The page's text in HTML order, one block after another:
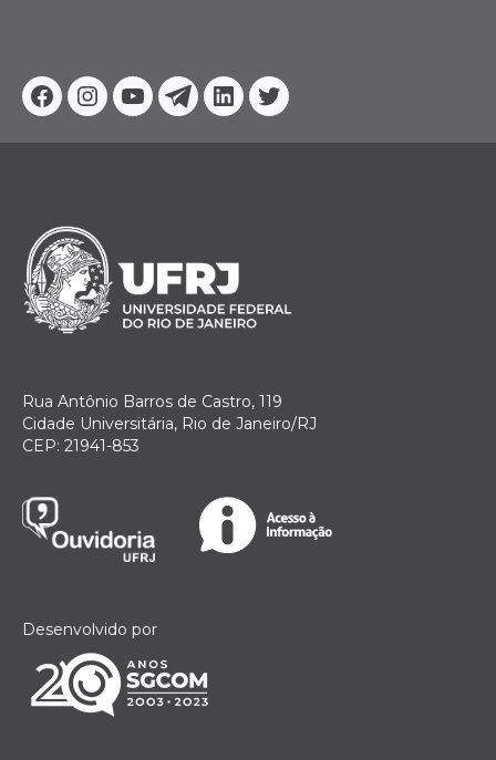
Facebook
Instagram
YoutubeTelegram
Linkedin
Twitter
Rua Antônio Barros de Castro, 119
Cidade Universitária, Rio de Janeiro/RJ
CEP: 21941-853
Desenvolvido por